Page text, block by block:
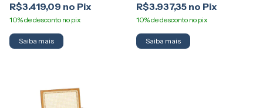
R$3.419,09
Saiba mais
R$3.937,35